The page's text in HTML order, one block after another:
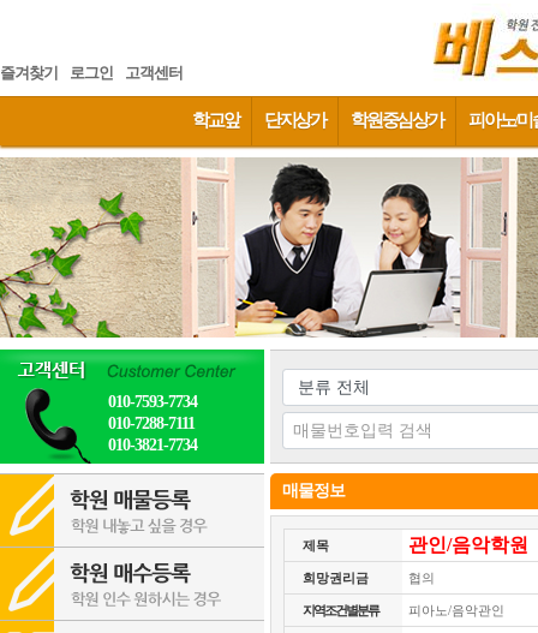
즐겨찾기 로그인 고객센터
학교앞 단지상가 학원중심상가 피아노/미
010-7593-7734
010-7288-7111
010-3821-7734
매물정보
제목 관인/음악학원
희망권리금 협의
지역조건별분류 피아노/음악관인